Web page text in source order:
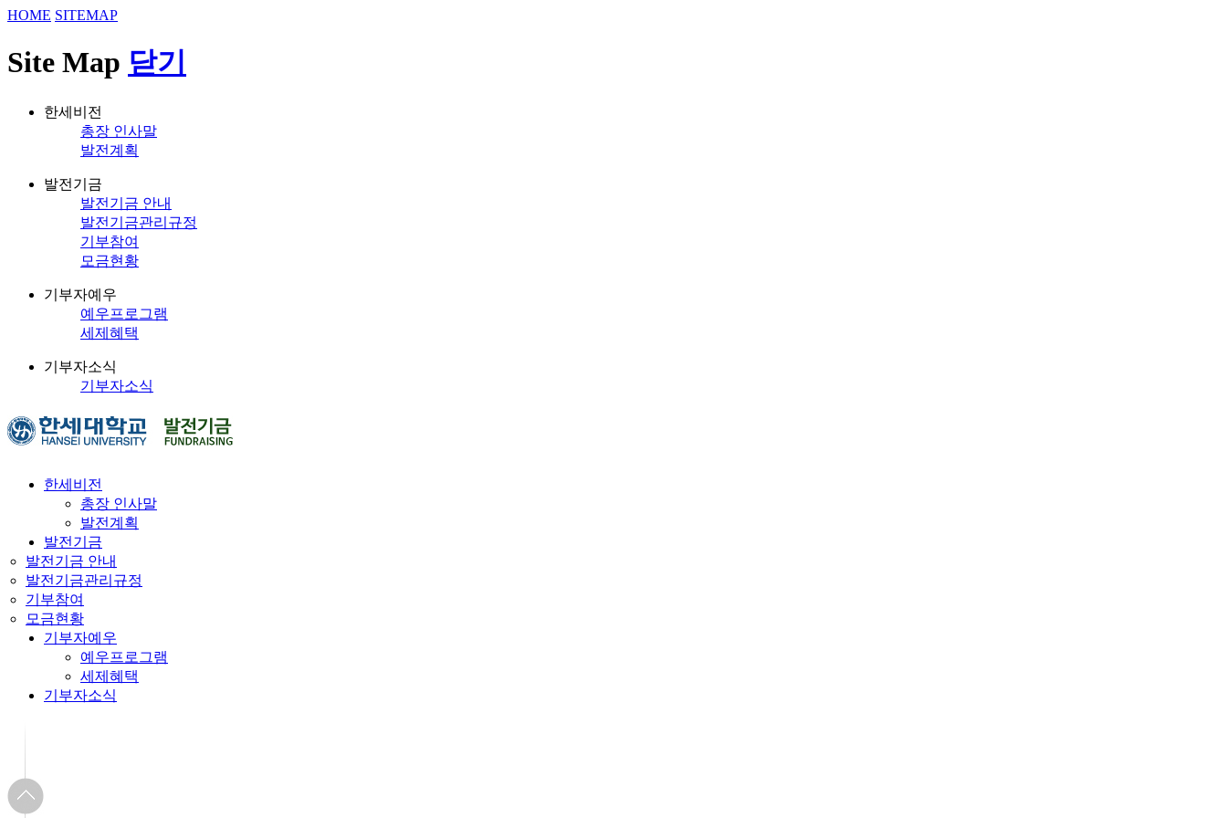
HOME SITEMAP
Site Map 닫기
한세비전
총장 인사말
발전계획
발전기금
발전기금 안내
발전기금관리규정
기부참여
모금현황
기부자예우
예우프로그램
세제혜택
기부자소식
기부자소식
한세비전
총장 인사말
발전계획
발전기금
발전기금 안내
발전기금관리규정
기부참여
모금현황
기부자예우
예우프로그램
세제혜택
기부자소식